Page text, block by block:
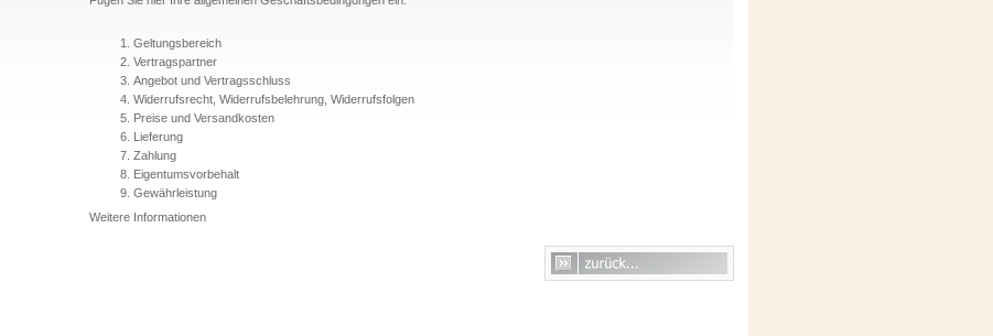
Geltungsbereich
Vertragspartner
Angebot und Vertragsschluss
Widerrufsrecht, Widerrufsbelehrung, Widerrufsfolgen
Preise und Versandkosten
Lieferung
Zahlung
Eigentumsvorbehalt
Gewährleistung
Weitere Informationen